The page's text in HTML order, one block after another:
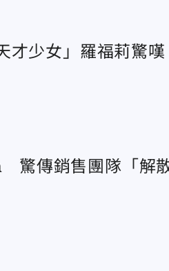
才少女」羅福莉驚
驚傳銷售團隊「解散